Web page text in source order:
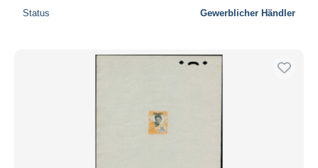
Von $
Banküberweisung
Status Gewerblicher Händler